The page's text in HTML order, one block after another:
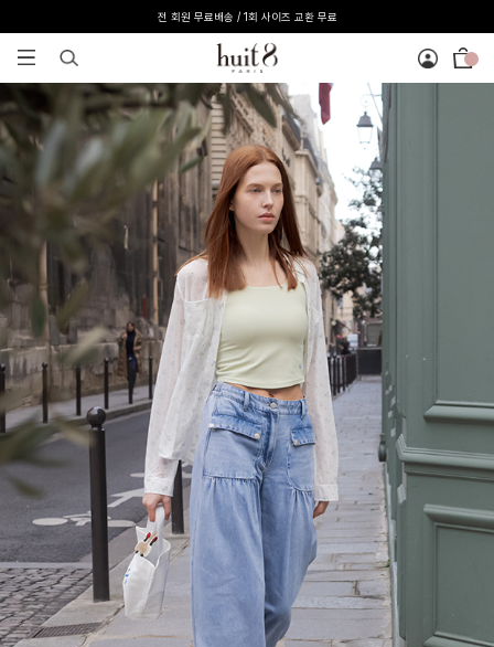
[온라인 익스클루시브] 온라인 회원 단독 40%